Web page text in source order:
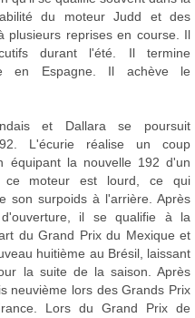
du moteur Judd et des
plusieurs reprises en course. Il
durant l'été. Il termine
en Espagne. Il achève le
et Dallara se poursuit
L'écurie réalise un coup
équipant la nouvelle 192 d'un
ce moteur est lourd, ce qui
son surpoids à l'arrière. Après
il se qualifie à la
du Grand Prix du Mexique et
huitième au Brésil, laissant
la suite de la saison. Après
neuvième lors des Grands Prix
Lors du Grand Prix de